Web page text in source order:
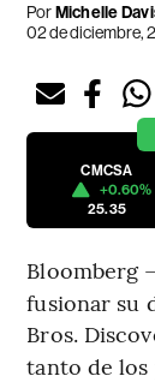
PorMichelle
02 de diciembre,
CMCSA
+0.60%
25.35
Bloomberg
fusionar su
Bros.
tanto de los